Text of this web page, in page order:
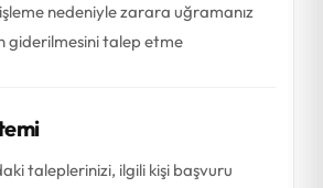
işleme nedeniyle zarara uğramanız
giderilmesini talep etme
taleplerinizi, ilgili kişi başvuru